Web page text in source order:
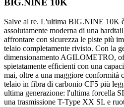
BIG.NINE 10K
Salve al re. L'ultima BIG.NINE 10K
assolutamente moderna di una
affrontare con sicurezza le piste più
telaio completamente rivisto. Con la
dimensionamento AGILOMETRO,
spietatamente efficienti con una
mai, oltre a una maggiore conformità
telaio in fibra di carbonio CF5 più
ultima generazione: l'ultima forcella
una trasmissione T-Type XX SL e